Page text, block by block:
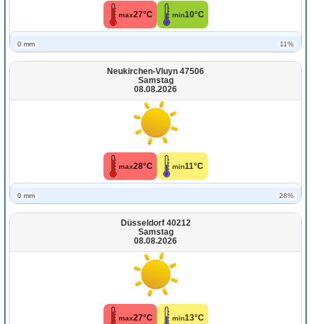
max27°C min10°C
0 mm 11%
Neukirchen-Vluyn 47506
Samstag
08.08.2026
max28°C min11°C
0 mm 28%
Düsseldorf 40212
Samstag
08.08.2026
max27°C min13°C